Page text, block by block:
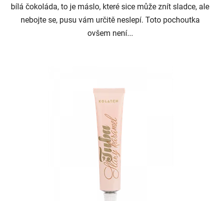
bílá čokoláda, to je máslo, které sice může znít sladce, ale
nebojte se, pusu vám určitě neslepí. Toto pochoutka
ovšem není...